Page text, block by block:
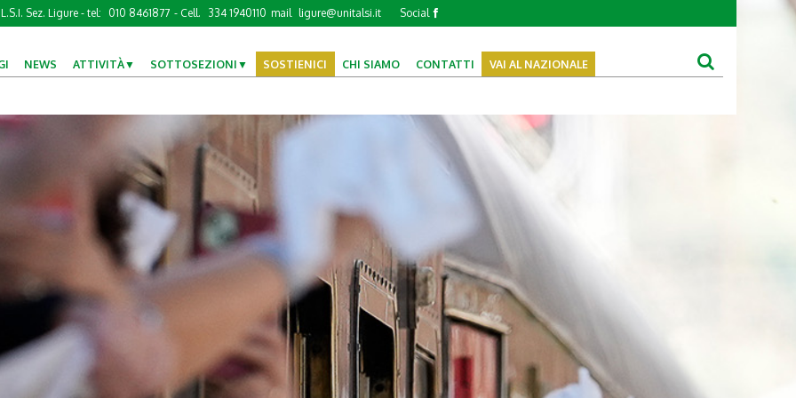
Sez. Ligure - tel: 010 8461877 - Cell. 334 1940110 mail ligure@unitalsi.it Social
NEWS ATTIVITÀ SOTTOSEZIONI SOSTIENICI CHI SIAMO CONTATTI VAI AL NAZIONALE